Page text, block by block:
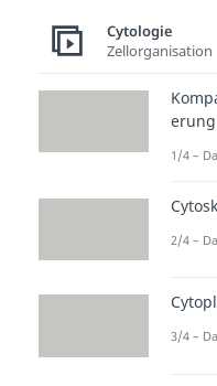
und
Cytologie
Zellorganisation
erung
1/4 –
2/4 –
3/4 –